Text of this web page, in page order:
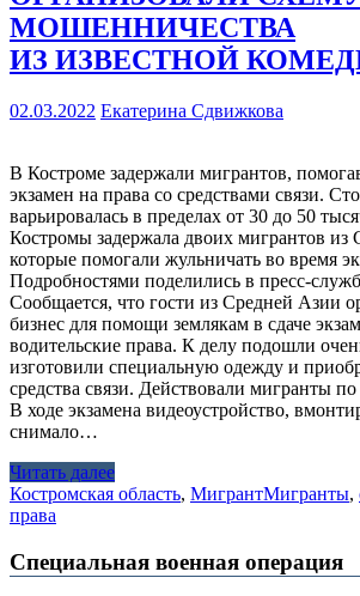
МОШЕННИЧЕСТВА
ИЗ ИЗВЕСТНОЙ
02.03.2022 Екатерина Сдвижкова
В Костроме задержали мигрантов,
экзамен на права со средствами связи.
варьировалась в пределах от 30 до 50
Костромы задержала двоих мигрантов из
которые помогали жульничать во время
Подробностями поделились в пресс-
Сообщается, что гости из Средней Азии
бизнес для помощи землякам в сдаче
водительские права. К делу подошли
изготовили специальную одежду и
средства связи. Действовали мигранты
В ходе экзамена видеоустройство,
снимало…
Читать далее
Костромская область, МигрантМигранты,
права
Специальная военная операция